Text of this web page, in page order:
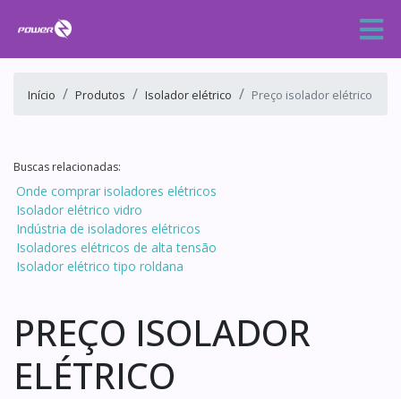
Início Produtos Isolador elétrico Preço isolador elétrico
Buscas relacionadas:
Onde comprar isoladores elétricos
Isolador elétrico vidro
Indústria de isoladores elétricos
Isoladores elétricos de alta tensão
Isolador elétrico tipo roldana
PREÇO ISOLADOR
ELÉTRICO